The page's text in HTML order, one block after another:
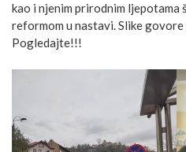
kao i njenim prirodnim ljepotama
reformom u nastavi. Slike
Pogledajte!!!